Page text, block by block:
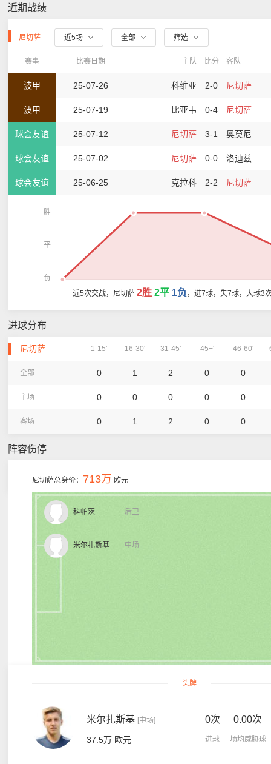
近期战绩
尼切萨 近5场 全部 筛选
赛事 比赛日期 主队 比分 客队
波甲 25-07-26 科维亚 2-0 尼切萨
波甲 25-07-19 比亚韦 0-4 尼切萨
球会友谊 25-07-12 尼切萨 3-1 奥莫尼
球会友谊 25-07-02 尼切萨 0-0 洛迪兹
球会友谊 25-06-25 克拉科 2-2 尼切萨
胜
平
负
近5次交战，尼切萨 2胜 2平 1负 ，进7球，失7球，大球3
进球分布
尼切萨 1-15' 16-30' 31-45' 45+' 46-60'
全部 0 1 2 0 0
主场 0 0 0 0 0
客场 0 1 2 0 0
阵容伤停
尼切萨总身价： 713万 欧元
后卫
科帕茨
中场
米尔扎斯基
头牌
米尔扎斯基 [中场]
37.5万 欧元
0次
进球
0.00次
场均威胁球